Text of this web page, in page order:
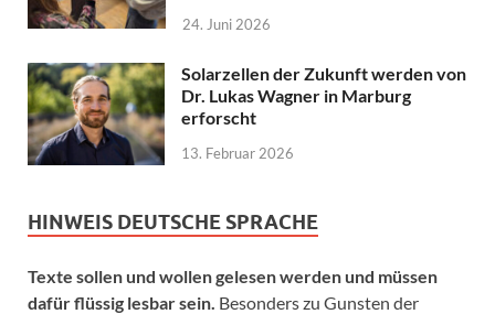
24. Juni 2026
Solarzellen der Zukunft werden von
Dr. Lukas Wagner in Marburg
erforscht
13. Februar 2026
HINWEIS DEUTSCHE SPRACHE
Texte sollen und wollen gelesen werden und müssen
dafür flüssig lesbar sein. Besonders zu Gunsten der